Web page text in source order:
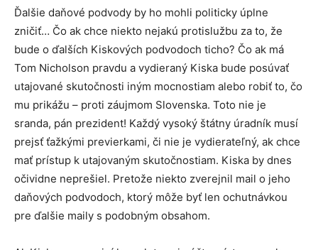
Ďalšie daňové podvody by ho mohli politicky úplne
zničiť… Čo ak chce niekto nejakú protislužbu za to, že
bude o ďalších Kiskových podvodoch ticho? Čo ak má
Tom Nicholson pravdu a vydieraný Kiska bude posúvať
utajované skutočnosti iným mocnostiam alebo robiť to, čo
mu prikážu – proti záujmom Slovenska. Toto nie je
sranda, pán prezident! Každý vysoký štátny úradník musí
prejsť ťažkými previerkami, či nie je vydierateľný, ak chce
mať prístup k utajovaným skutočnostiam. Kiska by dnes
očividne neprešiel. Pretože niekto zverejnil mail o jeho
daňových podvodoch, ktorý môže byť len ochutnávkou
pre ďalšie maily s podobným obsahom.